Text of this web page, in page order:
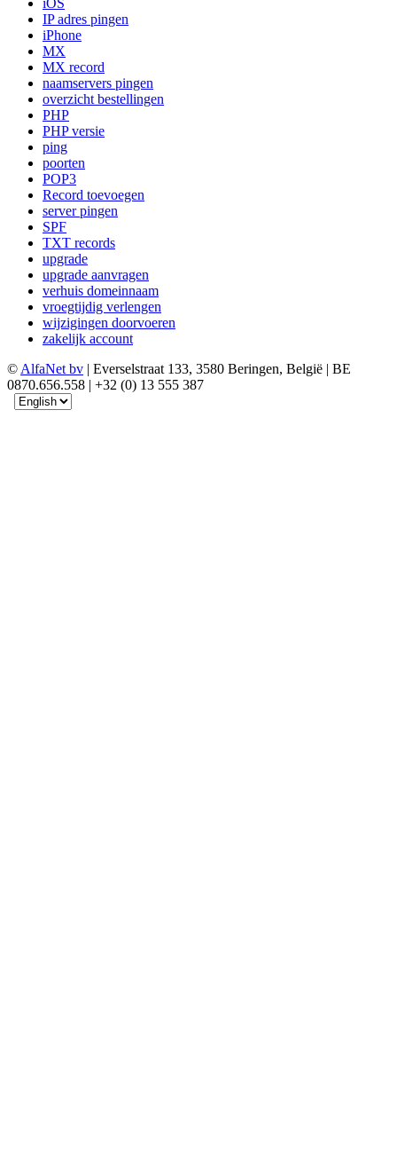
iOS
IP adres pingen
iPhone
MX
MX record
naamservers pingen
overzicht bestellingen
PHP
PHP versie
ping
poorten
POP3
Record toevoegen
server pingen
SPF
TXT records
upgrade
upgrade aanvragen
verhuis domeinnaam
vroegtijdig verlengen
wijzigingen doorvoeren
zakelijk account
© AlfaNet bv | Everselstraat 133, 3580 Beringen, België | BE
0870.656.558 | +32 (0) 13 555 387